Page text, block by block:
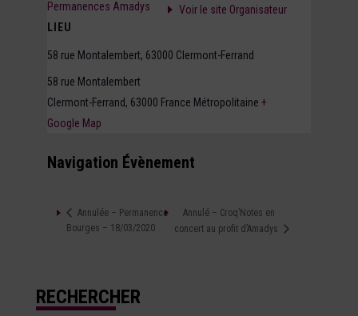
Permanences Amadys
LIEU
58 rue Montalembert, 63000 Clermont-Ferrand
58 rue Montalembert
Clermont-Ferrand, 63000 France Métropolitaine +
Google Map
Voir le site Organisateur
Navigation Évènement
Annulée – Permanence
Bourges – 18/03/2020
Annulé – Croq’Notes en
concert au profit d’Amadys
RECHERCHER